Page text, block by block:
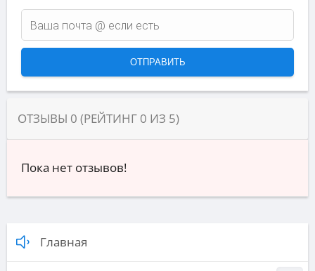
ОТЗЫВЫ 0 (РЕЙТИНГ 0 ИЗ 5)
Пока нет отзывов!
Главная